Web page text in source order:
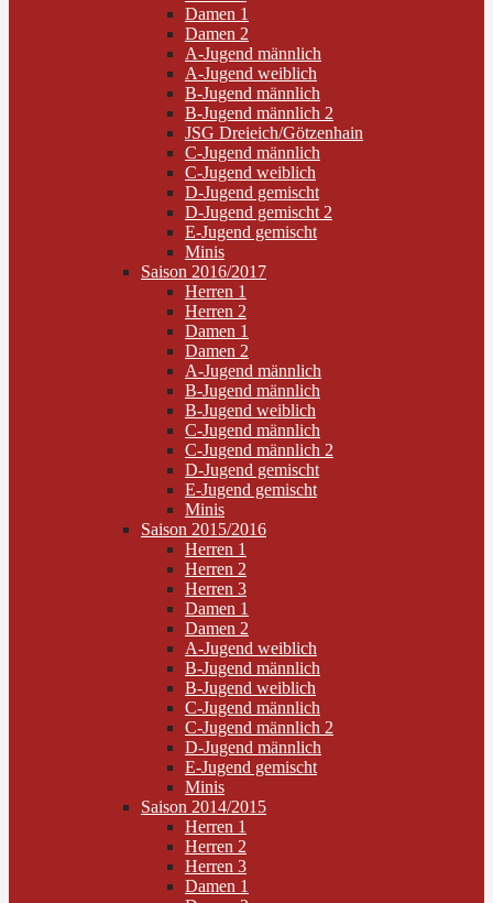
Damen 1
Damen 2
A-Jugend männlich
A-Jugend weiblich
B-Jugend männlich
B-Jugend männlich 2
JSG Dreieich/Götzenhain
C-Jugend männlich
C-Jugend weiblich
D-Jugend gemischt
D-Jugend gemischt 2
E-Jugend gemischt
Minis
Saison 2016/2017
Herren 1
Herren 2
Damen 1
Damen 2
A-Jugend männlich
B-Jugend männlich
B-Jugend weiblich
C-Jugend männlich
C-Jugend männlich 2
D-Jugend gemischt
E-Jugend gemischt
Minis
Saison 2015/2016
Herren 1
Herren 2
Herren 3
Damen 1
Damen 2
A-Jugend weiblich
B-Jugend männlich
B-Jugend weiblich
C-Jugend männlich
C-Jugend männlich 2
D-Jugend männlich
E-Jugend gemischt
Minis
Saison 2014/2015
Herren 1
Herren 2
Herren 3
Damen 1